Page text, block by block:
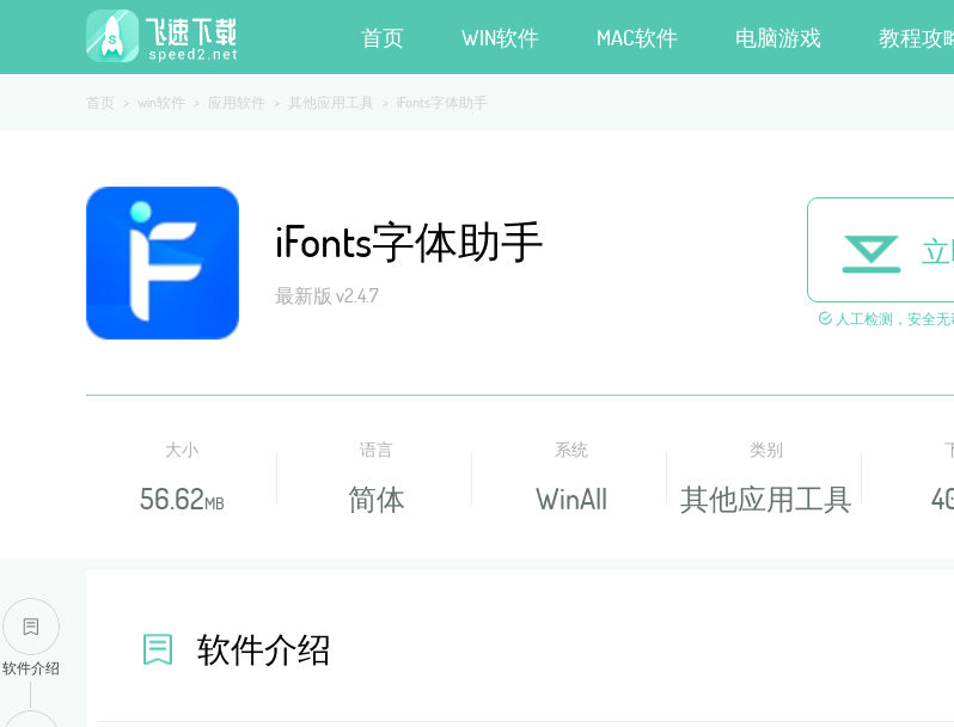
首页 WIN软件 MAC软件 电脑游戏 教程攻
首页 > win软件 > 应用软件 > 其他应用工具 > iFonts字体助手
iFonts字体助手
最新版 v2.4.7
人工检测，安全无
大小
56.62MB
语言
简体
系统
WinAll
类别
其他应用工具
软件介绍
软件介绍